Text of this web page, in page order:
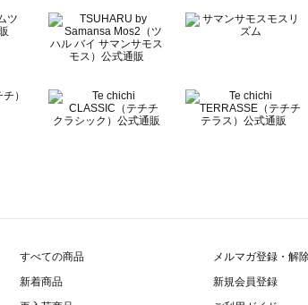
すべての商品
新着商品
メルマガ登録・解
新規会員登録